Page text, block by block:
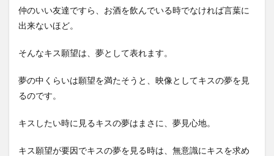
仲のいい友達ですら、お酒を飲んでいる時でなければ言葉に
出来ないほど。
そんなキス願望は、夢として表れます。
夢の中くらいは願望を満たそうと、映像としてキスの夢を見
るのです。
キスしたい時に見るキスの夢はまさに、夢見心地。
キス願望が要因でキスの夢を見る時は、無意識にキスを求め